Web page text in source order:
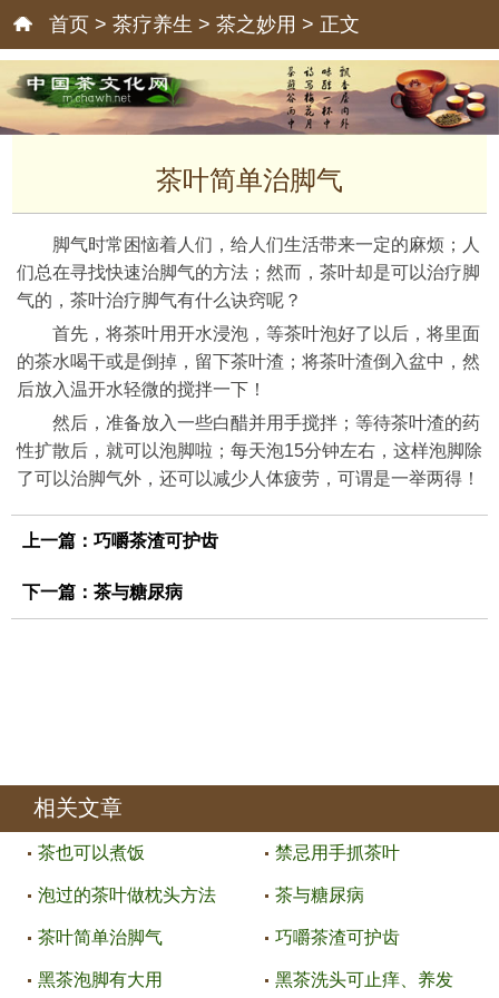
首页 > 茶疗养生 > 茶之妙用 > 正文
茶叶简单治脚气
脚气时常困恼着人们，给人们生活带来一定的麻烦；人
们总在寻找快速治脚气的方法；然而，茶叶却是可以治疗脚
气的，茶叶治疗脚气有什么诀窍呢？
首先，将茶叶用开水浸泡，等茶叶泡好了以后，将里面
的茶水喝干或是倒掉，留下茶叶渣；将茶叶渣倒入盆中，然
后放入温开水轻微的搅拌一下！
然后，准备放入一些白醋并用手搅拌；等待茶叶渣的药
性扩散后，就可以泡脚啦；每天泡15分钟左右，这样泡脚除
了可以治脚气外，还可以减少人体疲劳，可谓是一举两得！
上一篇： 巧嚼茶渣可护齿
下一篇： 茶与糖尿病
相关文章
茶也可以煮饭 禁忌用手抓茶叶
泡过的茶叶做枕头方法 茶与糖尿病
茶叶简单治脚气 巧嚼茶渣可护齿
黑茶泡脚有大用 黑茶洗头可止痒、养发